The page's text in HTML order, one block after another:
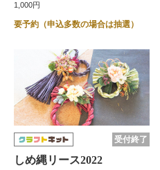
1,000円
要予約（申込多数の場合は抽選）
受付終了
しめ縄リース2022